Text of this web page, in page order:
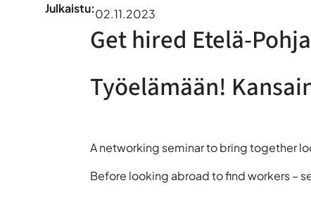
Julkaistu:02.11.2023
Get hired Etelä-
Työelämään!
A networking seminar to bring together
Before looking abroad to find workers –